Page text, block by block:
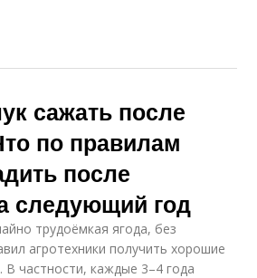
сажать после
по правилам
после
следующий год
трудоёмкая ягода, без
агротехники получить хорошие
частности, каждые 3–4 года